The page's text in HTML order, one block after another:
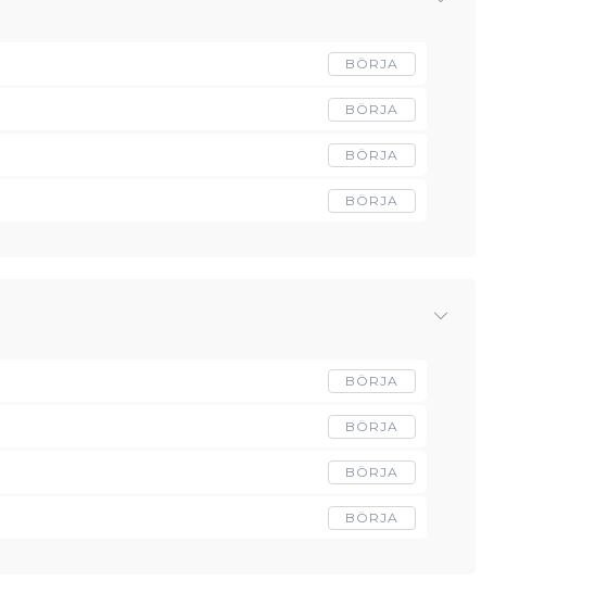
BÖRJA
BÖRJA
BÖRJA
BÖRJA
BÖRJA
BÖRJA
BÖRJA
BÖRJA